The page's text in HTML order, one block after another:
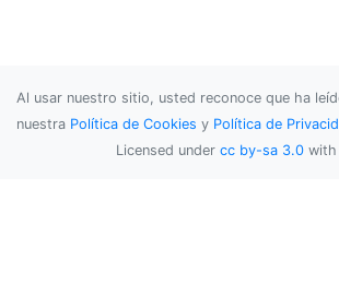
Al usar nuestro sitio, usted reconoce que ha
nuestra Política de Cookies y Política de
Licensed under cc by-sa 3.0 with